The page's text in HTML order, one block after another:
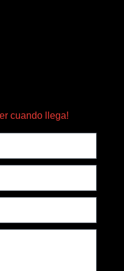
cuando llega!